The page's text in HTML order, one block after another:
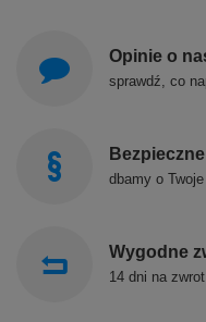
Opinie o
sprawdź, co
dbamy o
Wygodne
14 dni na